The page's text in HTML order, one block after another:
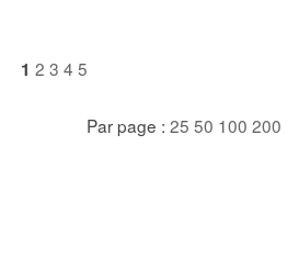
1 2 3 4 5
Par page : 25 50 100 200